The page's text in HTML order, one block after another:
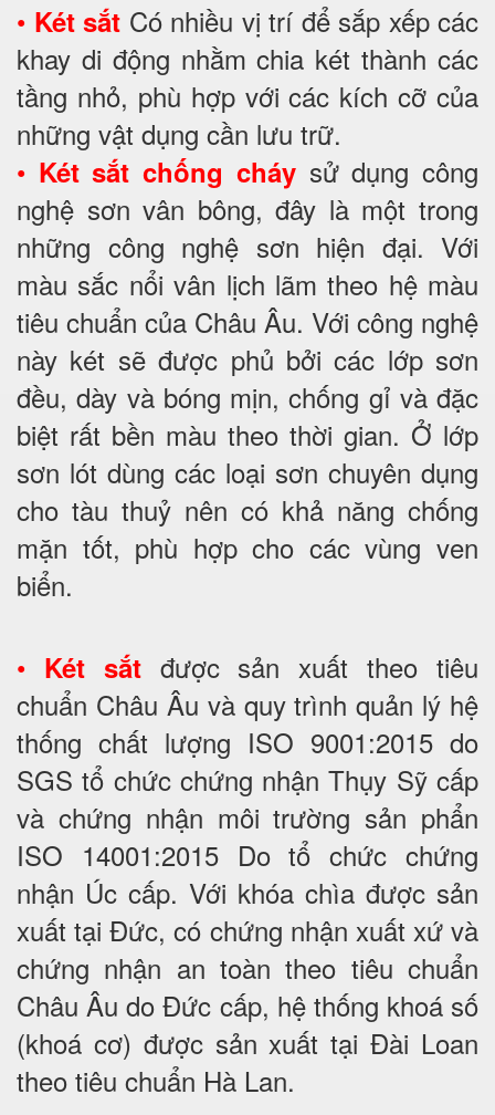
• Két sắt Có nhiều vị trí để sắp xếp các
khay di động nhằm chia két thành các
tầng nhỏ, phù hợp với các kích cỡ của
những vật dụng cần lưu trữ.
• Két sắt chống cháysử dụng công
nghệ sơn vân bông, đây là một trong
những công nghệ sơn hiện đại. Với
màu sắc nổi vân lịch lãm theo hệ màu
tiêu chuẩn của Châu Âu. Với công nghệ
này két sẽ được phủ bởi các lớp sơn
đều, dày và bóng mịn, chống gỉ và đặc
biệt rất bền màu theo thời gian. Ở lớp
sơn lót dùng các loại sơn chuyên dụng
cho tàu thuỷ nên có khả năng chống
mặn tốt, phù hợp cho các vùng ven
biển.
• Két sắtđược sản xuất theo tiêu
chuẩn Châu Âu và quy trình quản lý hệ
thống chất lượng ISO 9001:2015 do
SGS tổ chức chứng nhận Thụy Sỹ cấp
và chứng nhận môi trường sản phẩn
ISO 14001:2015 Do tổ chức chứng
nhận Úc cấp. Với khóa chìa được sản
xuất tại Đức, có chứng nhận xuất xứ và
chứng nhận an toàn theo tiêu chuẩn
Châu Âu do Đức cấp, hệ thống khoá số
(khoá cơ) được sản xuất tại Đài Loan
theo tiêu chuẩn Hà Lan.